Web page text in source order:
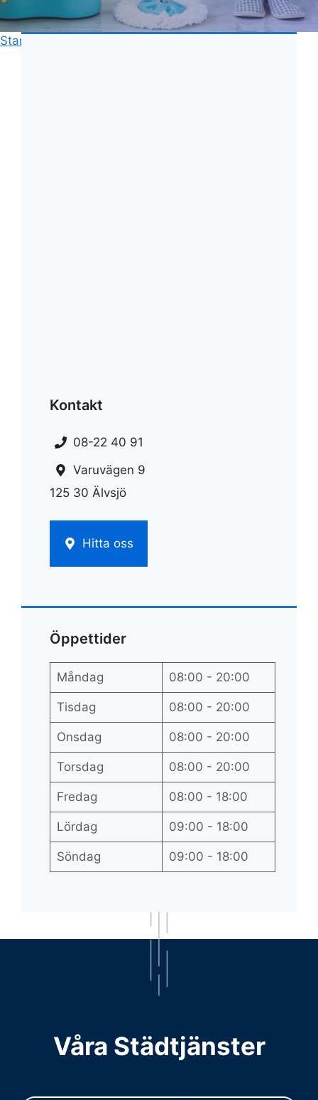
Start
Kontakt
08-22 40 91
Varuvägen 9
125 30 Älvsjö
Hitta oss
Öppettider
Måndag 08:00 - 20:00
Tisdag 08:00 - 20:00
Onsdag 08:00 - 20:00
Torsdag 08:00 - 20:00
Fredag 08:00 - 18:00
Lördag 09:00 - 18:00
Söndag 09:00 - 18:00
Våra Städtjänster